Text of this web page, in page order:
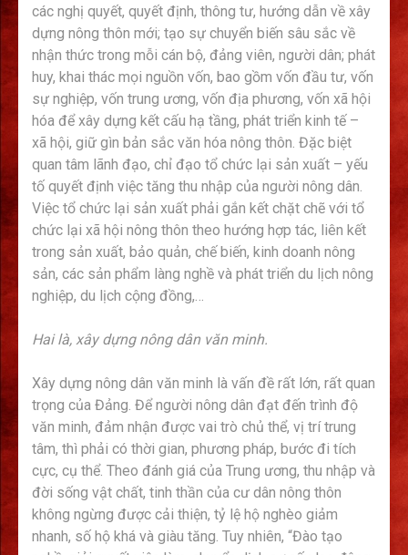
các nghị quyết, quyết định, thông tư, hướng dẫn về xây
dựng nông thôn mới; tạo sự chuyển biến sâu sắc về
nhận thức trong mỗi cán bộ, đảng viên, người dân; phát
huy, khai thác mọi nguồn vốn, bao gồm vốn đầu tư, vốn
sự nghiệp, vốn trung ương, vốn địa phương, vốn xã hội
hóa để xây dựng kết cấu hạ tầng, phát triển kinh tế –
xã hội, giữ gìn bản sắc văn hóa nông thôn. Đặc biệt
quan tâm lãnh đạo, chỉ đạo tổ chức lại sản xuất – yếu
tố quyết định việc tăng thu nhập của người nông dân.
Việc tổ chức lại sản xuất phải gắn kết chặt chẽ với tổ
chức lại xã hội nông thôn theo hướng hợp tác, liên kết
trong sản xuất, bảo quản, chế biến, kinh doanh nông
sản, các sản phẩm làng nghề và phát triển du lịch nông
nghiệp, du lịch cộng đồng,…
Hai là, xây dựng nông dân văn minh.
Xây dựng nông dân văn minh là vấn đề rất lớn, rất quan
trọng của Đảng. Để người nông dân đạt đến trình độ
văn minh, đảm nhận được vai trò chủ thể, vị trí trung
tâm, thì phải có thời gian, phương pháp, bước đi tích
cực, cụ thể. Theo đánh giá của Trung ương, thu nhập và
đời sống vật chất, tinh thần của cư dân nông thôn
không ngừng được cải thiện, tỷ lệ hộ nghèo giảm
nhanh, số hộ khá và giàu tăng. Tuy nhiên, “Đào tạo